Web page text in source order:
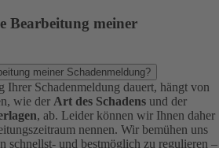
Bearbeitung meiner
meiner Schadenmeldung?
Ihrer Schadenmeldung dauert, hängt von
wie der Art des Schadens und der
, ab. Leider können wir Ihnen daher
nennen. Wir bemühen uns
schnellst- und bestmöglich zu regulieren –